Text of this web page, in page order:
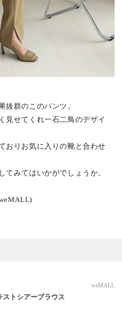
抜群のこのパンツ。
見せてくれ一石二鳥のデザイ
おりお気に入りの靴と合わせ
てみてはいかがでしょうか。
weMALL
ストシアーブラウス